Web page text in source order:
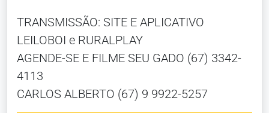
TRANSMISSÃO: SITE E APLICATIVO
LEILOBOI e RURALPLAY
AGENDE-SE E FILME SEU GADO (67) 3342-
4113
CARLOS ALBERTO (67) 9 9922-5257